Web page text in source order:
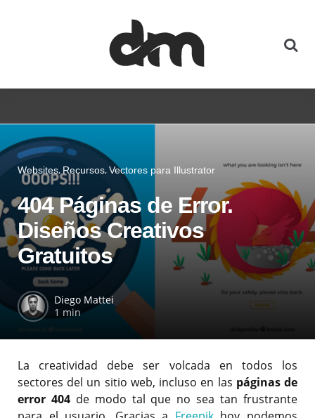
Websites Recursos Vectores para Illustrator
404 Páginas de Error.
Diseños Creativos
Gratuitos
Diego Mattei
1 min
La creatividad debe ser volcada en todos los
sectores del un sitio web, incluso en las páginas de
error 404de modo tal que no sea tan frustrante